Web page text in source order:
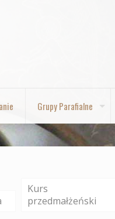
Grupy Parafialne
Kurs
przedmałżeński